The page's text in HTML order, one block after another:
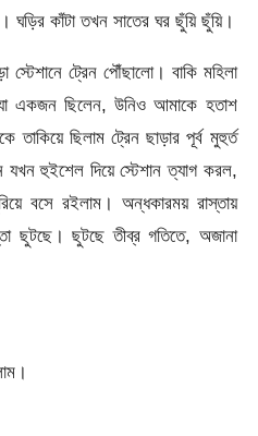
ঘড়ির কাঁটা তখন সাতের ঘর ছুঁয়ি ছুঁয়ি।
ট্রেন পৌঁছালো। বাকি মহিলা
একজন ছিলেন, উনিও আমাকে হতাশ
তাকিয়ে ছিলাম ট্রেন ছাড়ার পূর্ব মুহুর্ত
যখন হুইশেল দিয়ে স্টেশান ত্যাগ করল,
বসে রইলাম। অন্ধকারময় রাস্তায়
ছুটছে। ছুটছে তীব্র গতিতে, অজানা